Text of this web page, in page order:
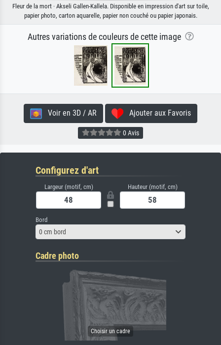
Fleur de la mort · Akseli Gallen-Kallela. Disponible en impression d'art sur toile,
papier photo, carton aquarelle, papier non couché ou papier japonais.
Autres variations de couleurs de cette image
Voir en 3D / AR Ajouter aux Favoris
0 Avis
Configurez d'art
Largeur (motif, cm) Hauteur (motif, cm)
Bord
0 cm bord
Cadre photo